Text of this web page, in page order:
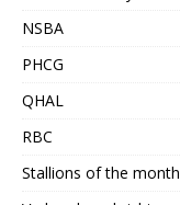
NSBA
PHCG
QHAL
RBC
Stallions of the month